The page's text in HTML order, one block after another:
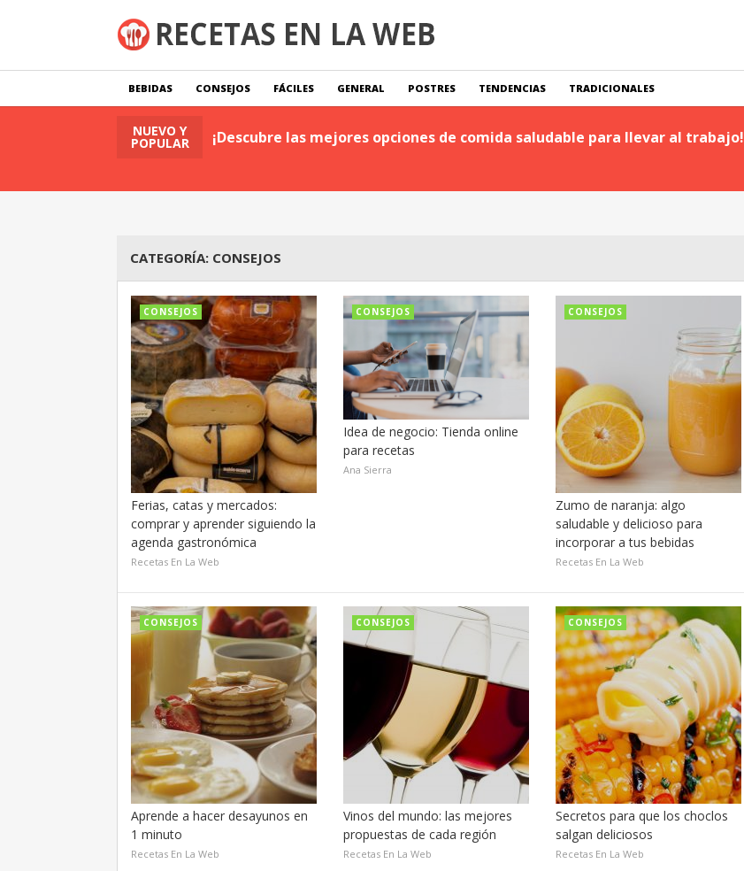
BEBIDAS CONSEJOS FÁCILES GENERAL POSTRES TENDENCIAS TRADICIONALES
NUEVO Y
POPULAR
Leer Publicación ¡Descubre las mejores opciones de comida saludable para llevar al trabajo!
CATEGORÍA: CONSEJOS
CONSEJOS
Ferias, catas y mercados:
comprar y aprender siguiendo la
agenda gastronómica
Recetas En La Web
CONSEJOS
Idea de negocio: Tienda online
para recetas
Ana Sierra
CONSEJOS
Zumo de naranja: algo
saludable y delicioso para
incorporar a tus bebidas
Recetas En La Web
CONSEJOS
Aprende a hacer desayunos en
1 minuto
Recetas En La Web
CONSEJOS
Vinos del mundo: las mejores
propuestas de cada región
Recetas En La Web
CONSEJOS
Secretos para que los choclos
salgan deliciosos
Recetas En La Web